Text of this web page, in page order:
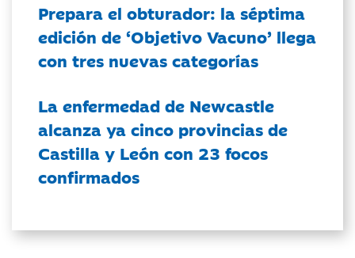
Prepara el obturador: la séptima
edición de ‘Objetivo Vacuno’ llega
con tres nuevas categorías
La enfermedad de Newcastle
alcanza ya cinco provincias de
Castilla y León con 23 focos
confirmados